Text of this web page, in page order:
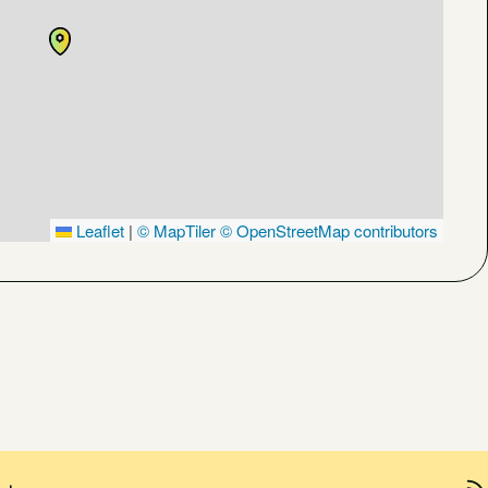
Leaflet | © MapTiler© OpenStreetMap contributors